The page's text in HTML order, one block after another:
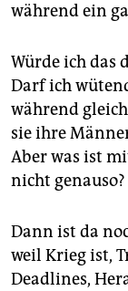
während ein
Würde ich das
Darf ich
während
sie ihre
Aber was ist
nicht genauso?
Dann ist da
weil Krieg ist,
Deadlines,